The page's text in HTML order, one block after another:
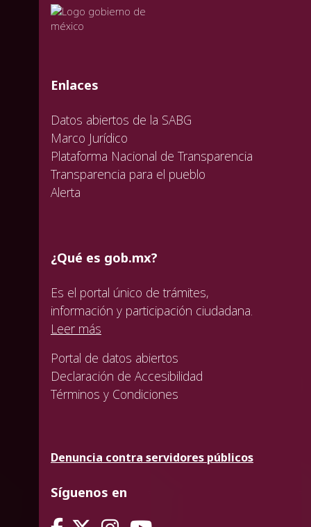
valida
valida
valida
Enlaces
Datos abiertos de la SABG
Marco Jurídico
Plataforma Nacional de Transparencia
Transparencia para el pueblo
Alerta
¿Qué es gob.mx?
Es el portal único de trámites,
información y participación ciudadana.
Leer más
Portal de datos abiertos
Declaración de Accesibilidad
Términos y Condiciones
Denuncia contra servidores públicos
Síguenos en